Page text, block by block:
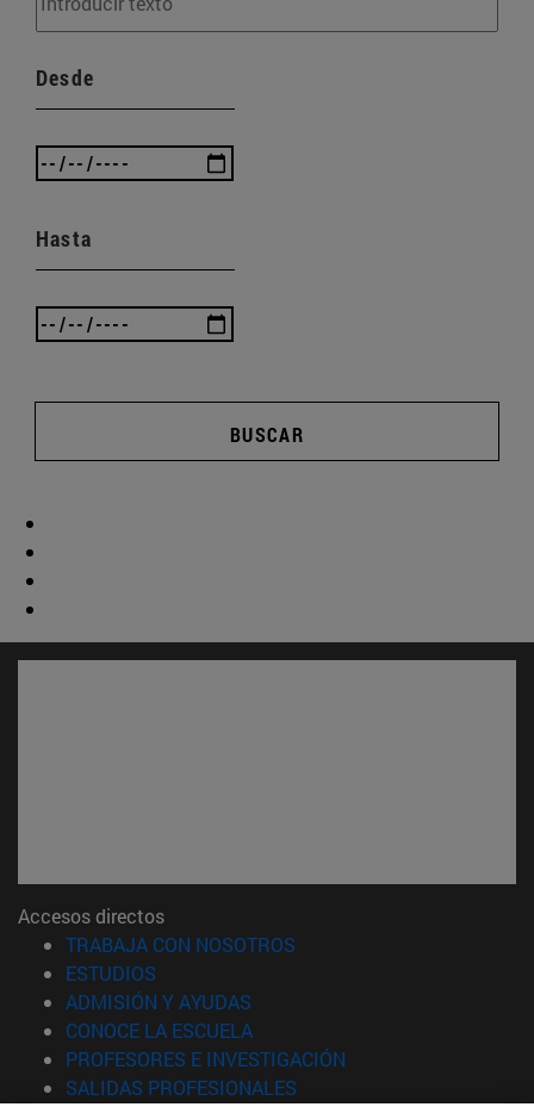
Desde
Hasta
BUSCAR
Accesos directos
TRABAJA CON NOSOTROS
ESTUDIOS
ADMISIÓN Y AYUDAS
CONOCE LA ESCUELA(abre en nueva ventana)
PROFESORES E INVESTIGACIÓN
SALIDAS PROFESIONALES